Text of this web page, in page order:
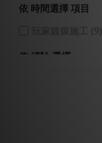
依 時間選擇 項目
玩家鍍膜施工 (9)
依 經驗 選擇